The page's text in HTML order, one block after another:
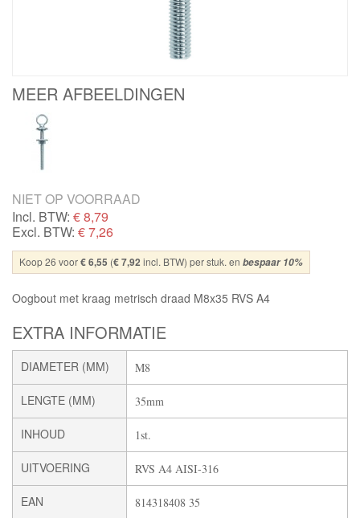
MEER AFBEELDINGEN
NIET OP VOORRAAD
Incl. BTW: €8,79
Excl. BTW: € 7,26
Koop 26 voor€ 6,55 (€ 7,92 incl. BTW) per stuk. en bespaar10%
Oogbout met kraag metrisch draad M8x35 RVS A4
EXTRA INFORMATIE
DIAMETER (MM) M8
LENGTE (MM) 35mm
INHOUD 1st.
UITVOERING RVS A4 AISI-316
EAN 814318408 35